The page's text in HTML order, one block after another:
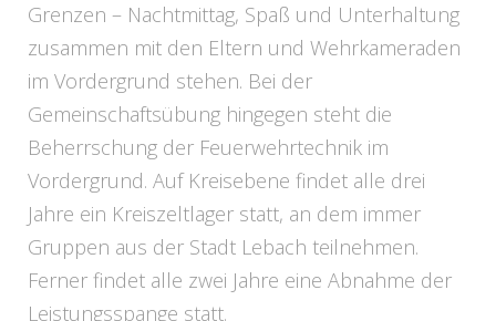
Grenzen – Nachtmittag, Spaß und Unterhaltung
zusammen mit den Eltern und Wehrkameraden
im Vordergrund stehen. Bei der
Gemeinschaftsübung hingegen steht die
Beherrschung der Feuerwehrtechnik im
Vordergrund. Auf Kreisebene findet alle drei
Jahre ein Kreiszeltlager statt, an dem immer
Gruppen aus der Stadt Lebach teilnehmen.
Ferner findet alle zwei Jahre eine Abnahme der
Leistungsspange statt.